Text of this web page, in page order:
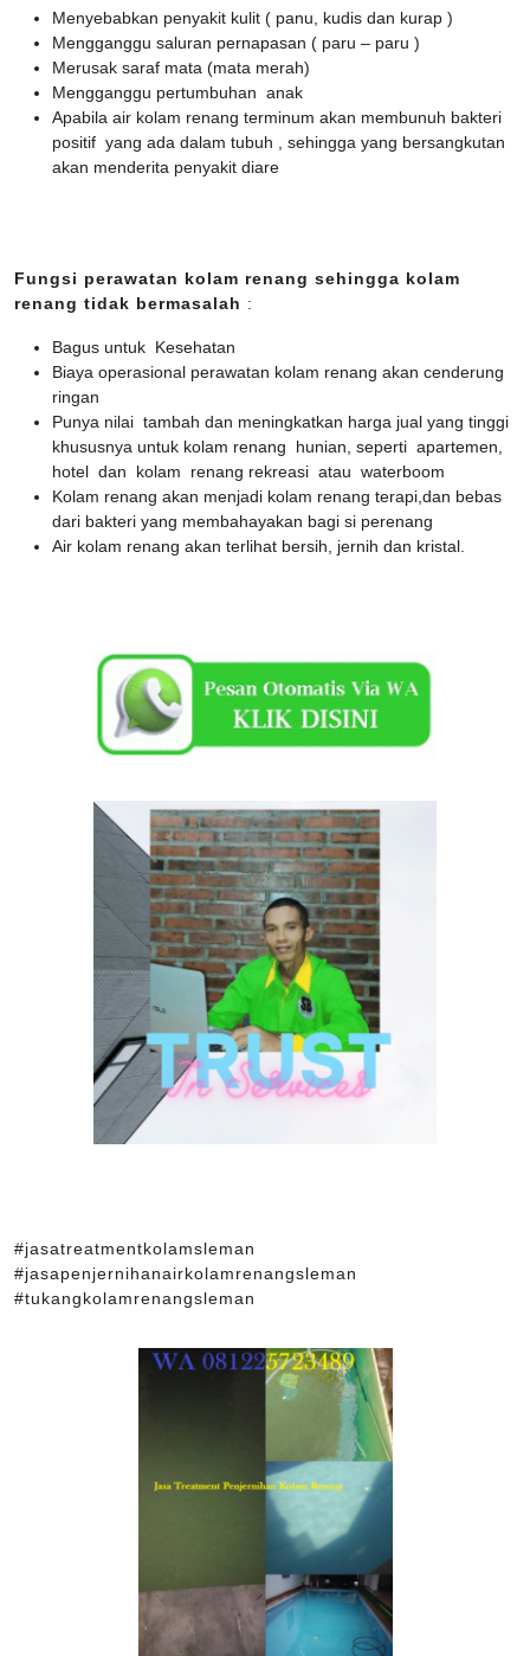
Menyebabkan penyakit kulit ( panu, kudis dan kurap )
Mengganggu saluran pernapasan ( paru – paru )
Merusak saraf mata (mata merah)
Mengganggu pertumbuhan anak
Apabila air kolam renang terminum akan membunuh bakteri
positif yang ada dalam tubuh , sehingga yang bersangkutan
akan menderita penyakit diare
Fungsi perawatan kolam renang sehingga kolam
renang tidak bermasalah :
Bagus untuk Kesehatan
Biaya operasional perawatan kolam renang akan cenderung
ringan
Punya nilai tambah dan meningkatkan harga jual yang tinggi
khususnya untuk kolam renang hunian, seperti apartemen,
hotel dan kolam renang rekreasi atau waterboom
Kolam renang akan menjadi kolam renang terapi,dan bebas
dari bakteri yang membahayakan bagi si perenang
Air kolam renang akan terlihat bersih, jernih dan kristal.
#jasatreatmentkolamsleman
#jasapenjernihanairkolamrenangsleman
#tukangkolamrenangsleman